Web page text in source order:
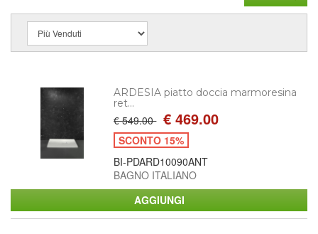
ARDESIA piatto doccia marmoresina
ret...
€ 549.00 € 469.00
SCONTO 15%
BI-PDARD10090ANT
BAGNO ITALIANO